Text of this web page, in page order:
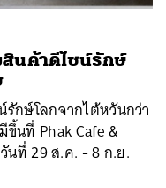
สินค้าดีไซน์รักษ์
รักษ์โลกจากไต้หวันกว่า
นที่ Phak Cafe &
นที่ 29 ส.ค. - 8 ก.ย.